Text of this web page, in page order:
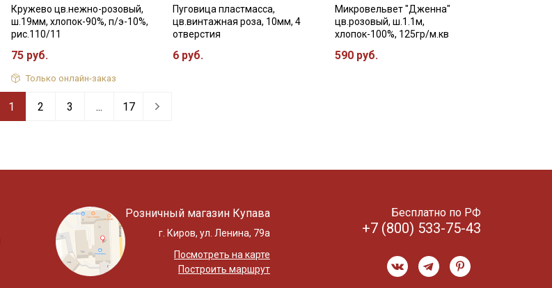
Кружево цв.нежно-розовый,
ш.19мм, хлопок-90%, п/э-10%,
рис.110/11
75 руб.
Только онлайн-заказ
Пуговица пластмасса,
цв.винтажная роза, 10мм, 4
отверстия
6 руб.
Микровельвет "Дженна"
цв.розовый, ш.1.1м,
хлопок-100%, 125гр/м.кв
590 руб.
1 2 3 ... 17
Розничный магазин Купава
г. Киров, ул. Ленина, 79а
Посмотреть на карте
Построить маршрут
Бесплатно по РФ
+7 (800) 533-75-43